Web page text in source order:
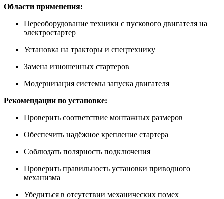
Области применения:
Переоборудование техники с пускового двигателя на
электростартер
Установка на тракторы и спецтехнику
Замена изношенных стартеров
Модернизация системы запуска двигателя
Рекомендации по установке:
Проверить соответствие монтажных размеров
Обеспечить надёжное крепление стартера
Соблюдать полярность подключения
Проверить правильность установки приводного
механизма
Убедиться в отсутствии механических помех